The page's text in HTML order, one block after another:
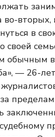
во-вторых,
в
своей
обычным
— 26-